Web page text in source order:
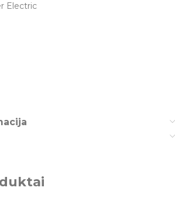
Electric